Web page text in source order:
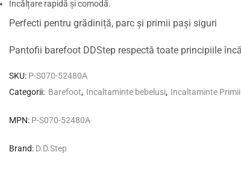
Incălțare rapidă și comodă.
Perfecti pentru grădiniță, parc și primii pași siguri
Pantofii barefoot DDStep respectă toate principiile
SKU: P-S070-52480A
Categorii: Barefoot, Incaltaminte bebelusi, Incaltaminte
MPN: P-S070-52480A
Brand: D.D.Step